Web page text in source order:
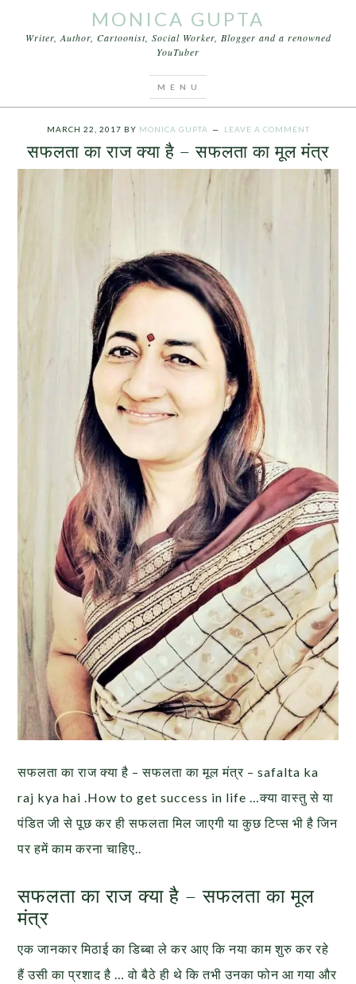
MONICA GUPTA
Writer, Author, Cartoonist, Social Worker, Blogger and a renowned
YouTuber
MARCH 22, 2017 BY MONICA GUPTA LEAVE A COMMENT
सफलता का राज क्या है – सफलता का मूल मंत्र
सफलता का राज क्या है – सफलता का मूल मंत्र – safalta ka
raj kya hai .How to get success in life …क्या वास्तु से या
पंडित जी से पूछ कर ही सफलता मिल जाएगी या कुछ टिप्स भी है जिन
पर हमें काम करना चाहिए..
सफलता का राज क्या है – सफलता का मूल
मंत्र
एक जानकार मिठाई का डिब्बा ले कर आए कि नया काम शुरु कर रहे
हैं उसी का प्रशाद है … वो बैठे ही थे कि तभी उनका फोन आ गया और